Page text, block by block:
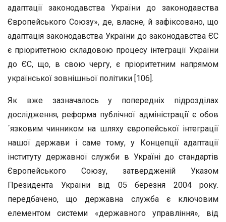
адаптації законодавства України до законодавства
Європейського Союзу», де, власне, й зафіксовано, що
адаптація законодавства України до законодавства ЄС
є пріоритетною складовою процесу інтеграції України
до ЄС, що, в свою чергу, є пріоритетним напрямом
української зовнішньої політики [106].
Як вже зазначалось у попередніх підрозділах
дослідження, реформа публічної адміністрації є обов
´язковим чинником на шляху європейської інтеграції
нашої держави і саме тому, у Концепції адаптації
інституту державної служби в Україні до стандартів
Європейського Союзу, затвердженій Указом
Президента України від 05 березня 2004 року.
передбачено, що державна служба є ключовим
елементом системи «державного управління», від